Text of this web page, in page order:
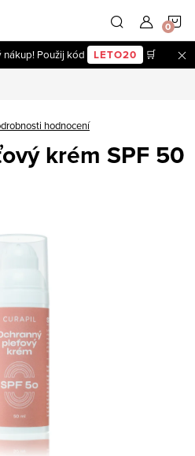
nákup! Použij kód LETO20 🛒
hodnocení
krém SPF 50